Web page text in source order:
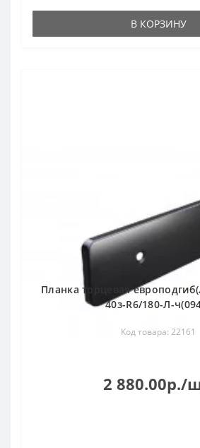
В КОРЗИНУ
Планка торцевая
40з-R6/180-Л-
Код товара: 22161
2 880.00р./